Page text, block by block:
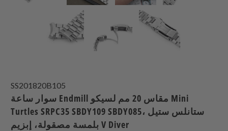
SS201820B105
سوار ساعة Endmill مقاس 20 مم لسيكو Mini
Turtles SRPC35 SBDY109 SBDY085، ستانلس ستيل
بلمسة مصقولة، إبزيم V Diver